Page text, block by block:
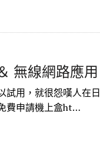
無線網路應用
試用，就很怨嘆人在日
費申請機上盒ht…